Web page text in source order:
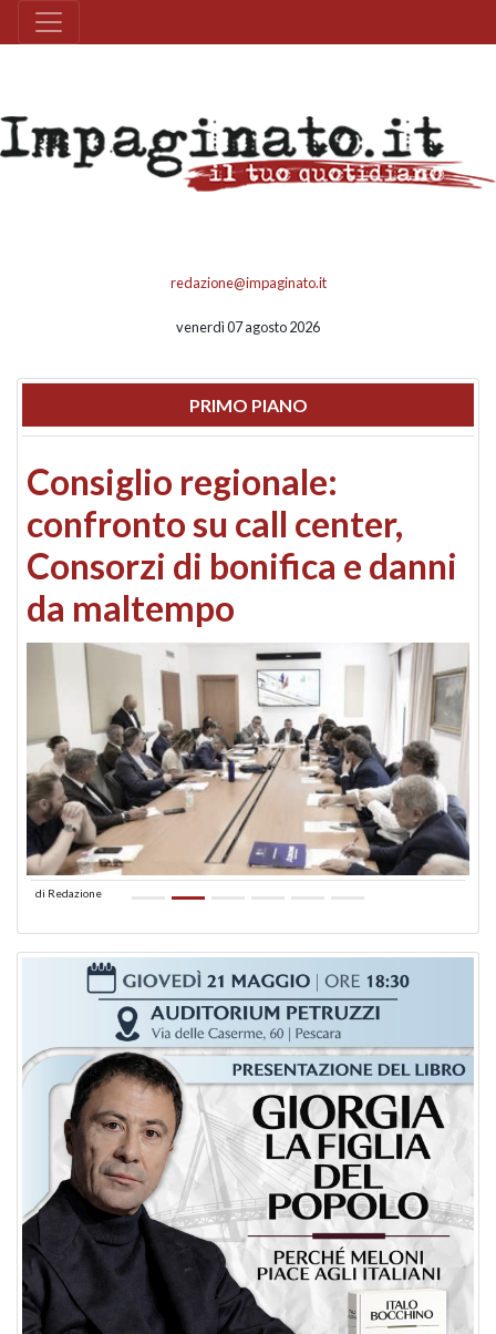
redazione@impaginato.it
venerdì 07 agosto 2026
PRIMO PIANO
Consiglio regionale:
confronto su call center,
Consorzi di bonifica e danni
da maltempo
di Redazione